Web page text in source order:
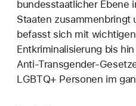
bundesstaatlicher Ebene
Staaten zusammenbringt
befasst sich mit
Entkriminalisierung bis
Anti-Transgender-
LGBTQ+ Personen im